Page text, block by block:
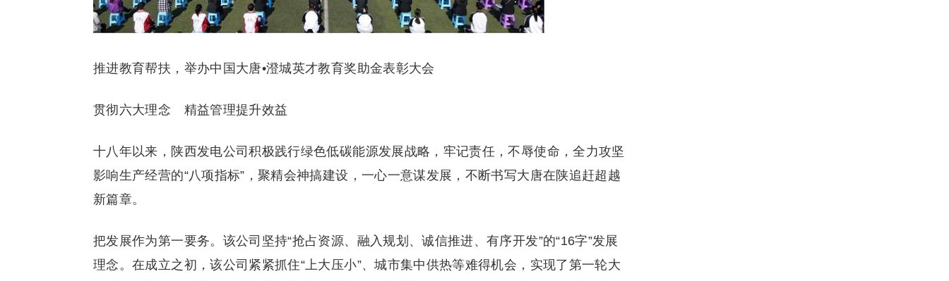
推进教育帮扶，举办中国大唐•澄城英才教育奖助金表彰大会
贯彻六大理念 精益管理提升效益
十八年以来，陕西发电公司积极践行绿色低碳能源发展战略，牢记责任，不辱使命，全力攻坚
影响生产经营的“八项指标”，聚精会神搞建设，一心一意谋发展，不断书写大唐在陕追赶超越
新篇章。
把发展作为第一要务。该公司坚持“抢占资源、融入规划、诚信推进、有序开发”的“16字”发展
理念。在成立之初，该公司紧紧抓住“上大压小”、城市集中供热等难得机会，实现了第一轮大